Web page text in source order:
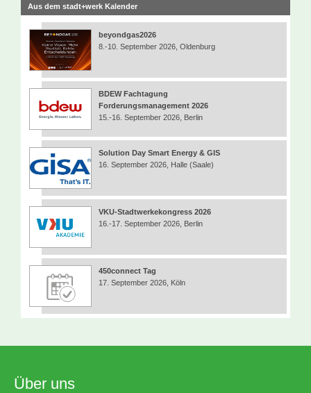
Aus dem stadt+werk Kalender
beyondgas2026
8.-10. September 2026, Oldenburg
BDEW Fachtagung
Forderungsmanagement 2026
15.-16. September 2026, Berlin
Solution Day Smart Energy & GIS
16. September 2026, Halle (Saale)
VKU-Stadtwerkekongress 2026
16.-17. September 2026, Berlin
450connect Tag
17. September 2026, Köln
Über uns